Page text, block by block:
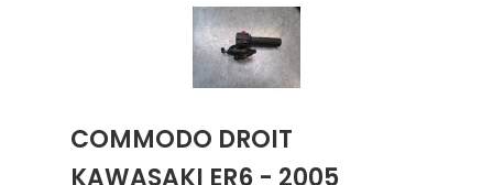
COMMODO DROIT
KAWASAKI ER6 - 2005